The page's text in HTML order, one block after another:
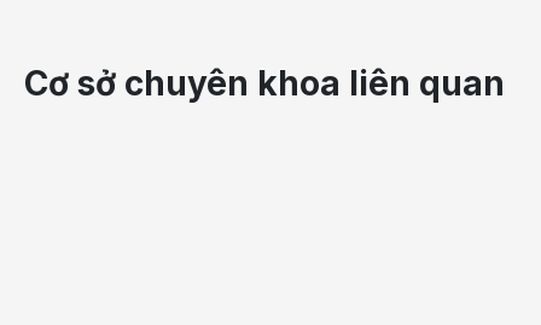
Cơ sở chuyên khoa liên quan